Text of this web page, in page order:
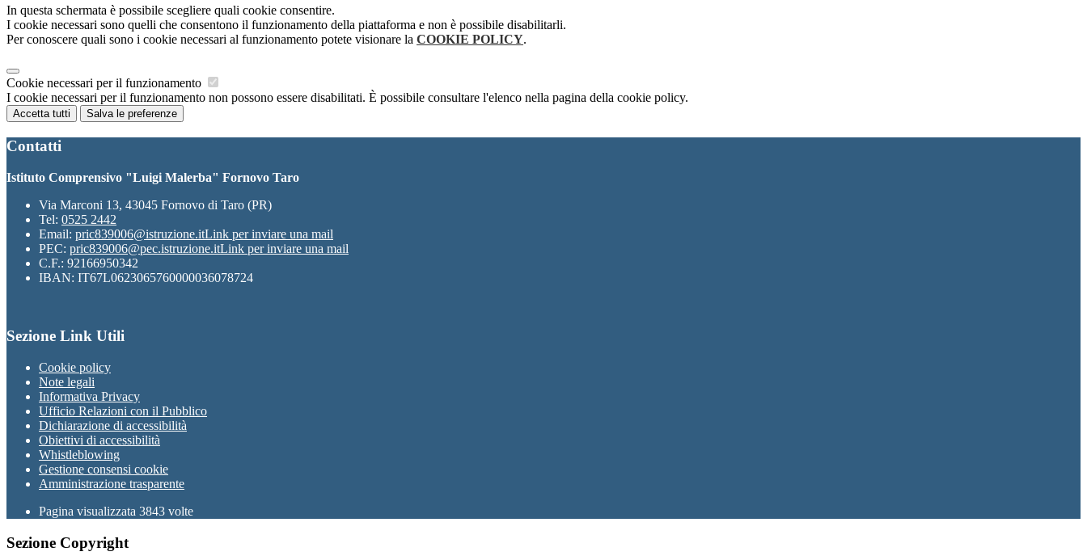
In questa schermata è possibile scegliere quali cookie consentire.
I cookie necessari sono quelli che consentono il funzionamento della piattaforma e non è possibile disabilitarli.
Per conoscere quali sono i cookie necessari al funzionamento potete visionare la COOKIE POLICY.
Cookie necessari per il funzionamento
I cookie necessari per il funzionamento non possono essere disabilitati. È possibile consultare l'elenco nella pagina della cookie policy.
Accetta tutti Salva le preferenze
Contatti
Istituto Comprensivo "Luigi Malerba" Fornovo Taro
Via Marconi 13, 43045 Fornovo di Taro (PR)
Tel: 0525 2442
Email: pric839006@istruzione.itLink per inviare una mail
PEC: pric839006@pec.istruzione.itLink per inviare una mail
C.F.: 92166950342
IBAN: IT67L0623065760000036078724
Sezione Link Utili
Cookie policy
Note legali
Informativa Privacy
Ufficio Relazioni con il Pubblico
Dichiarazione di accessibilità
Obiettivi di accessibilità
Whistleblowing
Gestione consensi cookie
Amministrazione trasparente
Pagina visualizzata 3843 volte
Sezione Copyright